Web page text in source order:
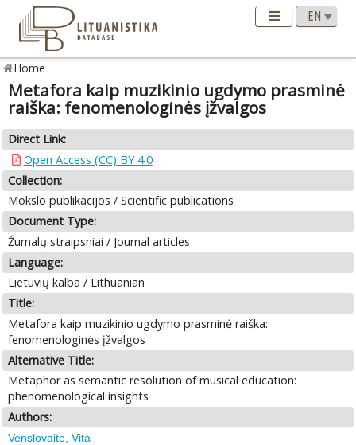
Home
Metafora kaip muzikinio ugdymo prasminė
raiška: fenomenologinės įžvalgos
Direct Link:
Open Access (CC) BY 4.0
Collection:
Mokslo publikacijos / Scientific publications
Document Type:
Žurnalų straipsniai / Journal articles
Language:
Lietuvių kalba / Lithuanian
Title:
Metafora kaip muzikinio ugdymo prasminė raiška:
fenomenologinės įžvalgos
Alternative Title:
Metaphor as semantic resolution of musical education:
phenomenological insights
Authors:
Venslovaitė, Vita